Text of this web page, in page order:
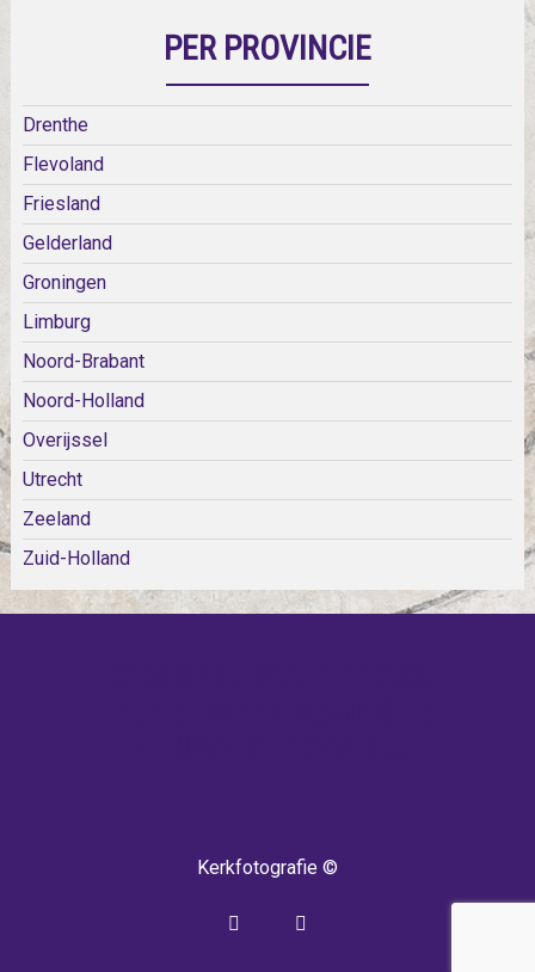
PER PROVINCIE
Drenthe
Flevoland
Friesland
Gelderland
Groningen
Limburg
Noord-Brabant
Noord-Holland
Overijssel
Utrecht
Zeeland
Zuid-Holland
Kerkfotografie ©